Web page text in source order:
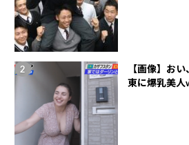
【画像】お
東に爆乳美